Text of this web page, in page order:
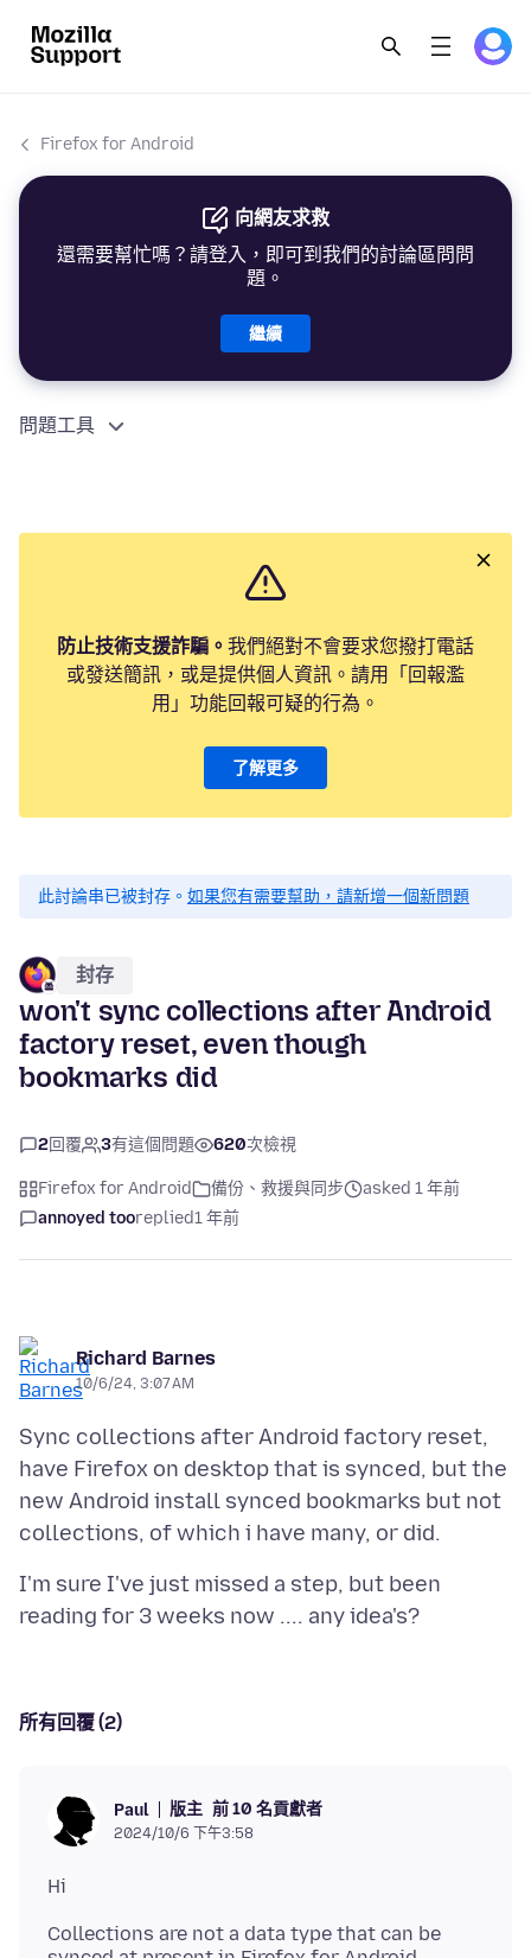
Firefox for Android
向網友求救
還需要幫忙嗎？請登入，即可到我們的討論區問問
題。
繼續
問題工具
防止技術支援詐騙。 我們絕對不會要求您撥打電話
或發送簡訊，或是提供個人資訊。請用「回報濫
用」功能回報可疑的行為。
了解更多
此討論串已被封存。 如果您有需要幫助，請新增一個新問題
封存
won't sync collections after Android
factory reset, even though
bookmarks did
2回覆 3有這個問題 620次檢視
Firefox for Android 備份、救援與同步
asked 1 年前
annoyed tooreplied1 年前
Richard Barnes
10/6/24, 3:07 AM
Sync collections after Android factory reset,
have Firefox on desktop that is synced, but the
new Android install synced bookmarks but not
I'm sure I've just missed a step, but been
所有回覆 (2)
Paul 版主 前 10 名貢獻者
2024/10/6 下午3:58
Collections are not a data type that can be